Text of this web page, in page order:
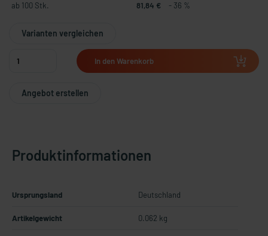
ab 100 Stk.
81,84 € - 36 %
Varianten vergleichen
In den Warenkorb
Angebot erstellen
Produktinformationen
Ursprungsland Deutschland
Artikelgewicht 0.062 kg